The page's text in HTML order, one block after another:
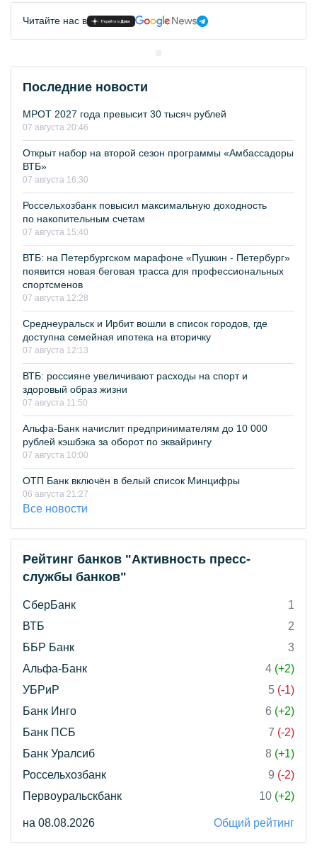
Читайте нас в
Последние новости
МРОТ 2027 года превысит 30 тысяч рублей
07 августа 20:46
Открыт набор на второй сезон программы «Амбассадоры
ВТБ»
07 августа 16:30
Россельхозбанк повысил максимальную доходность
по накопительным счетам
07 августа 15:40
ВТБ: на Петербургском марафоне «Пушкин - Петербург»
появится новая беговая трасса для профессиональных
спортсменов
07 августа 12:28
Среднеуральск и Ирбит вошли в список городов, где
доступна семейная ипотека на вторичку
07 августа 12:13
ВТБ: россияне увеличивают расходы на спорт и
здоровый образ жизни
07 августа 11:50
Альфа-Банк начислит предпринимателям до 10 000
рублей кэшбэка за оборот по эквайрингу
07 августа 10:00
ОТП Банк включён в белый список Минцифры
06 августа 21:27
Все новости
Рейтинг банков "Активность пресс-
службы банков"
СберБанк
1
ВТБ
2
ББР Банк
3
Альфа-Банк
4 (+2)
УБРиР
5 (-1)
Банк Инго
6 (+2)
Банк ПСБ
7 (-2)
Банк Уралсиб
8 (+1)
Россельхозбанк
9 (-2)
Первоуральскбанк
10 (+2)
на 08.08.2026 Общий рейтинг